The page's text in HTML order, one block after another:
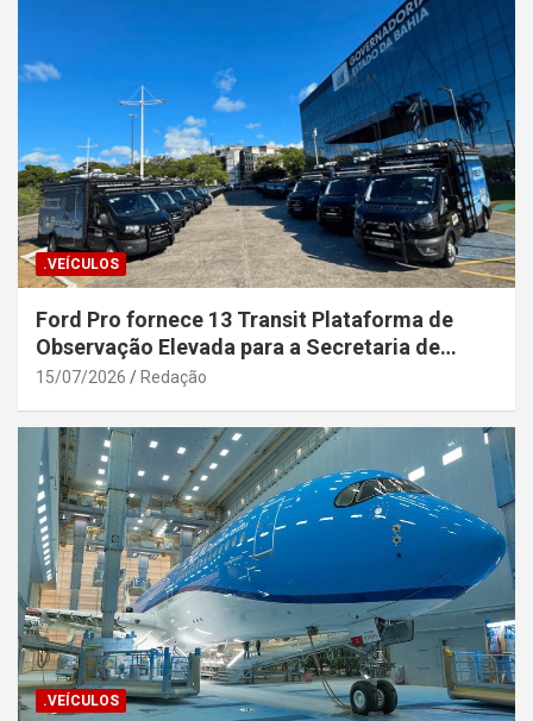
.VEÍCULOS
Ford Pro fornece 13 Transit Plataforma de
Observação Elevada para a Secretaria de
Segurança Pública da Bahia
15/07/2026 Redação
.VEÍCULOS